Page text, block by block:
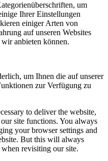
um
Ihrer Einstellungen
einiger Arten von
auf unseren Websites
anbieten können.
um Ihnen die auf unserer
zur Verfügung zu
to deliver the website,
site functions. You always
your browser settings and
But this will always
revisiting our site.